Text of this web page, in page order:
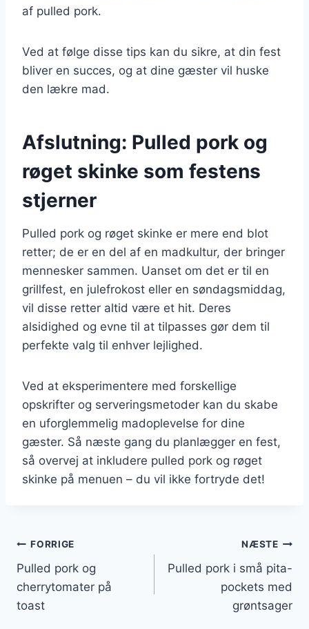
af pulled pork.
Ved at følge disse tips kan du sikre, at din fest
bliver en succes, og at dine gæster vil huske
den lækre mad.
Afslutning: Pulled pork og
røget skinke som festens
stjerner
Pulled pork og røget skinke er mere end blot
retter; de er en del af en madkultur, der bringer
mennesker sammen. Uanset om det er til en
grillfest, en julefrokost eller en søndagsmiddag,
vil disse retter altid være et hit. Deres
alsidighed og evne til at tilpasses gør dem til
perfekte valg til enhver lejlighed.
Ved at eksperimentere med forskellige
opskrifter og serveringsmetoder kan du skabe
en uforglemmelig madoplevelse for dine
gæster. Så næste gang du planlægger en fest,
så overvej at inkludere pulled pork og røget
skinke på menuen – du vil ikke fortryde det!
Indlægsnavigation
FORRIGE
Pulled pork og
cherrytomater på
toast
NÆSTE
Pulled pork i små pita-
pockets med
grøntsager